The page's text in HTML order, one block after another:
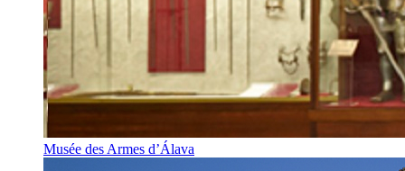
Musée des Armes d’Álava